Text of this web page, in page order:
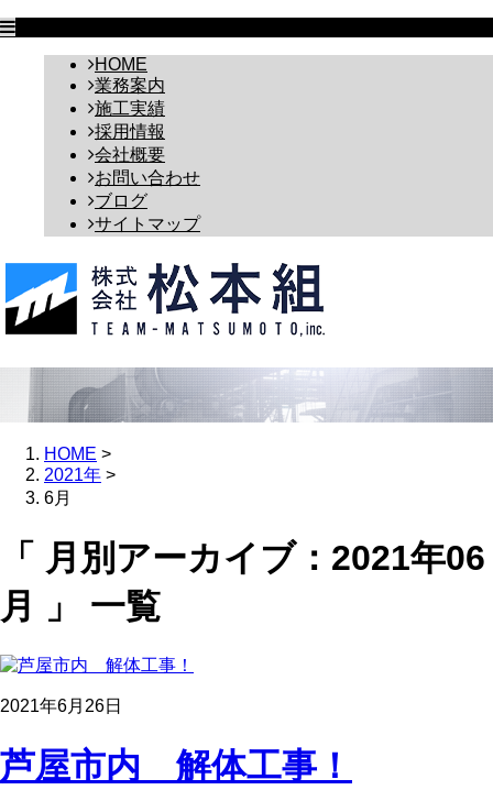
HOME
業務案内
施工実績
採用情報
会社概要
お問い合わせ
ブログ
サイトマップ
HOME >
2021年 >
6月
「 月別アーカイブ：2021年06
月 」 一覧
2021年6月26日
芦屋市内 解体工事！